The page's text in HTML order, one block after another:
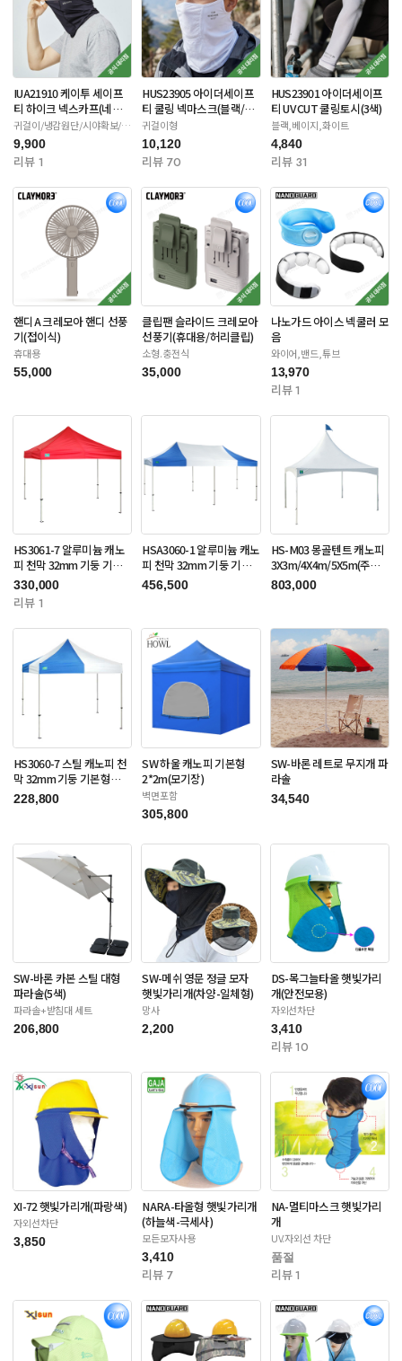
IUA21910 케이투 세이프
티 하이크 넥스카프(네이
비/화이트/베이지)
귀걸이/냉감원단/시야확보/자
외선차단
9,900
리뷰 1
HUS23905 아이더세이프
티 쿨링 넥마스크(블랙/화
이트/카키)
귀걸이형
10,120
리뷰 70
HUS23901 아이더세이프
티 UV CUT 쿨링토시(3색)
블랙,베이지,화이트
4,840
리뷰 31
핸디A 크레모아 핸디 선풍
기(접이식)
휴대용
55,000
클립팬 슬라이드 크레모아
선풍기(휴대용/허리클립)
소형.충전식
35,000
나노가드 아이스 넥쿨러 모
음
와이어,밴드,튜브
13,970
리뷰 1
HS3061-7 알루미늄 캐노
피 천막 32mm 기둥 기본
형 3X3m(주문제작품)
330,000
리뷰 1
HSA3060-1 알루미늄 캐노
피 천막 32mm 기둥 기본
형 3X6m(주문제작품)
456,500
HS-M03 몽골텐트 캐노피
3X3m/4X4m/5X5m(주문
제작품)
803,000
HS3060-7 스틸 캐노피 천
막 32mm 기둥 기본형
3X3m(주문제작품)
228,800
SW 하울 캐노피 기본형
2*2m(모기장)
벽면포함
305,800
SW-바론 레트로 무지개 파
라솔
34,540
SW-바론 카본 스틸 대형
파라솔(5색)
파라솔+받침대 세트
206,800
SW-메쉬 영문 정글 모자
햇빛가리개(차양-일체형)
망사
2,200
DS-목그늘타올 햇빛가리
개(안전모용)
자외선차단
3,410
리뷰 10
XI-72 햇빛가리개(파랑색)
자외선차단
3,850
NARA-타올형 햇빛가리개
(하늘색-극세사)
모든모자사용
3,410
리뷰 7
NA-멀티마스크 햇빛가리
개
UV.자외선 차단
품절
리뷰 1